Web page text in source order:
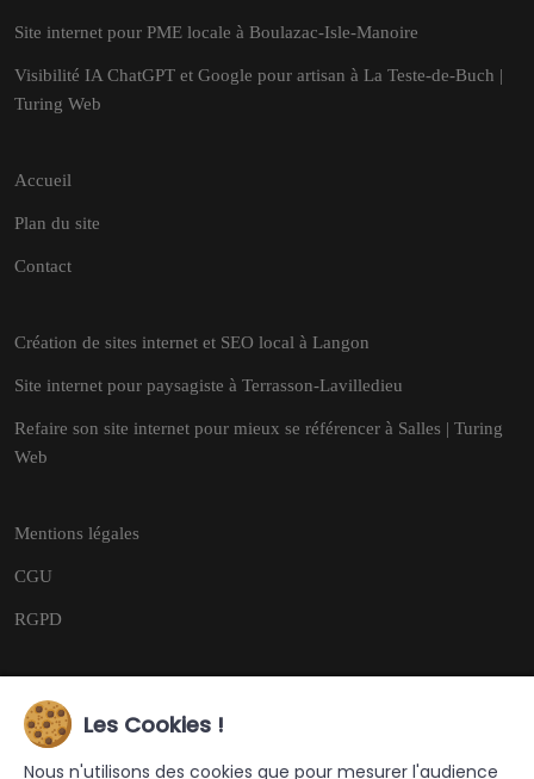
Site internet pour PME locale à Boulazac-Isle-Manoire
Visibilité IA ChatGPT et Google pour artisan à La Teste-de-Buch |
Turing Web
Accueil
Plan du site
Contact
Création de sites internet et SEO local à Langon
Site internet pour paysagiste à Terrasson-Lavilledieu
Refaire son site internet pour mieux se référencer à Salles | Turing
Web
Mentions légales
CGU
RGPD
Copyright © 2026
Les Cookies !
Nous n'utilisons des cookies que pour mesurer l'audience